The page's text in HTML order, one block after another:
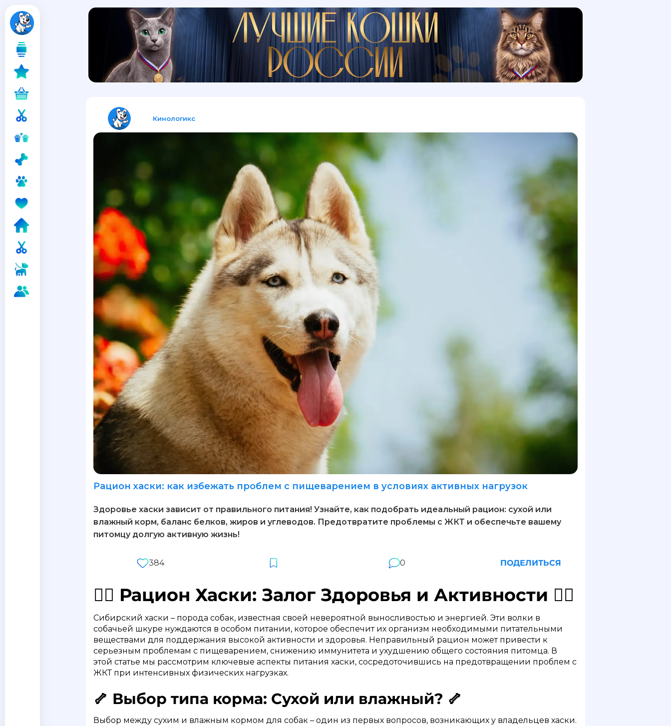
Кинологикс
Рацион хаски: как избежать проблем с пищеварением в условиях активных нагрузок
Здоровье хаски зависит от правильного питания! Узнайте, как подобрать идеальный рацион: сухой или
влажный корм, баланс белков, жиров и углеводов. Предотвратите проблемы с ЖКТ и обеспечьте вашему
питомцу долгую активную жизнь!
384 0 ПОДЕЛИТЬСЯ
🐕‍🦺 Рацион Хаски: Залог Здоровья и Активности 🐕‍🦺
Сибирский хаски – порода собак, известная своей невероятной выносливостью и энергией. Эти волки в
собачьей шкуре нуждаются в особом питании, которое обеспечит их организм необходимыми питательными
веществами для поддержания высокой активности и здоровья. Неправильный рацион может привести к
серьезным проблемам с пищеварением, снижению иммунитета и ухудшению общего состояния питомца. В
этой статье мы рассмотрим ключевые аспекты питания хаски, сосредоточившись на предотвращении проблем с
ЖКТ при интенсивных физических нагрузках.
🦴 Выбор типа корма: Сухой или влажный? 🦴
Выбор между сухим и влажным кормом для собак – один из первых вопросов, возникающих у владельцев хаски.